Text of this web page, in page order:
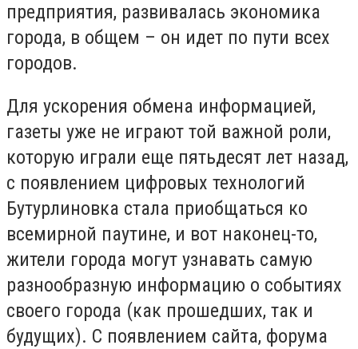
предприятия, развивалась экономика
города, в общем – он идет по пути всех
городов.
Для ускорения обмена информацией,
газеты уже не играют той важной роли,
которую играли еще пятьдесят лет назад,
с появлением цифровых технологий
Бутурлиновка стала приобщаться ко
всемирной паутине, и вот наконец-то,
жители города могут узнавать самую
разнообразную информацию о событиях
своего города (как прошедших, так и
будущих). С появлением сайта, форума